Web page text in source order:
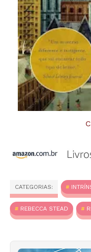
CATEGORIAS:
REBECCA STEAD